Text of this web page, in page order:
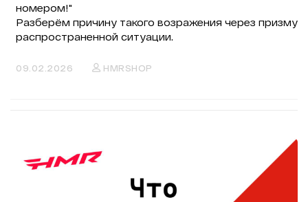
номером!"
Разберём причину такого возражения через призму
распространенной ситуации.
09.02.2026 HMRSHOP